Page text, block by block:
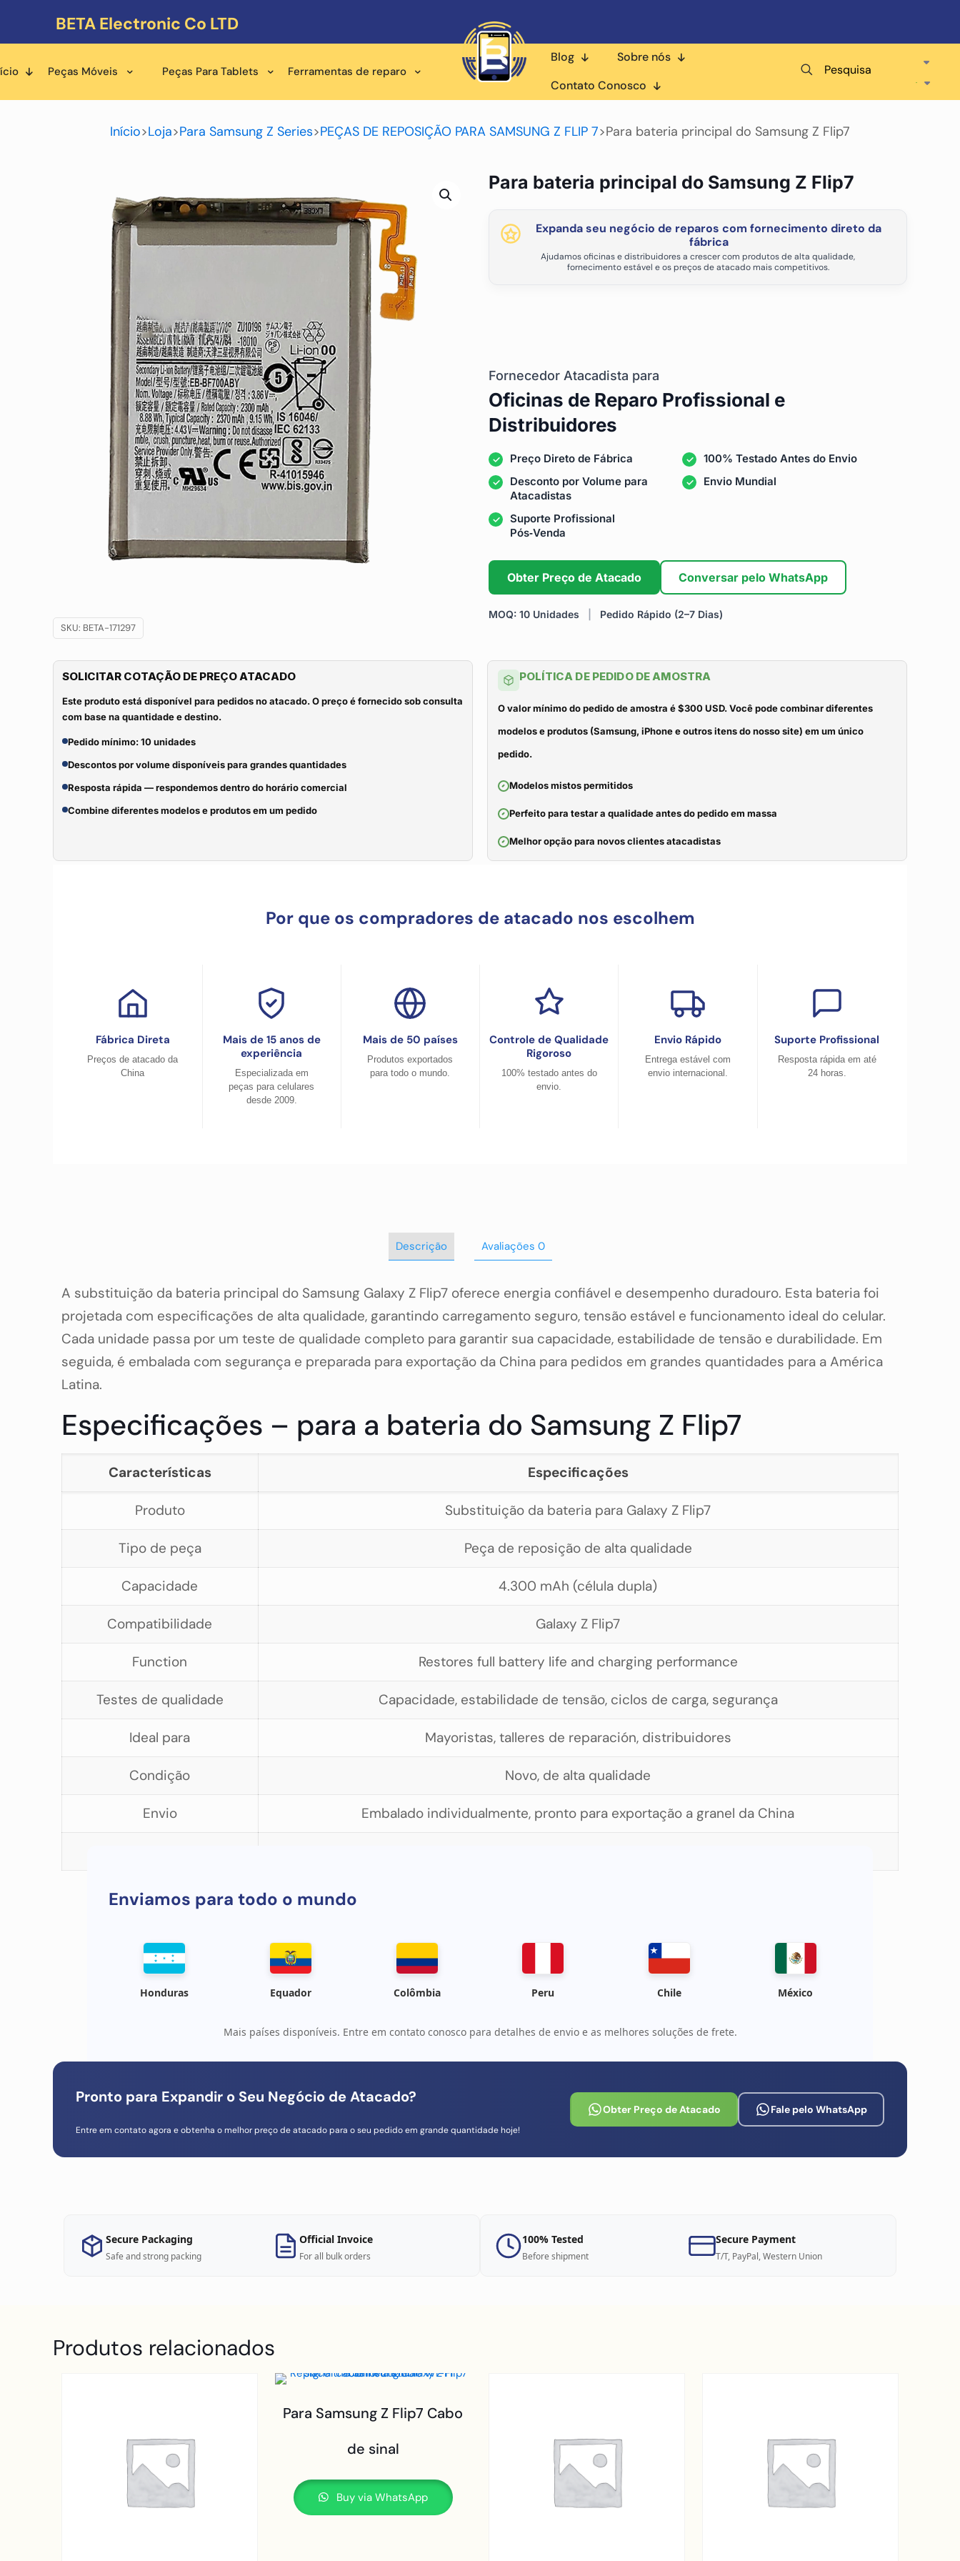
BETA Electronic Co LTD
Peças Móveis Peças Para Tablets Ferramentas de reparo
Blog
Sobre nós
Contato Conosco
Pesquisa
Início>Loja>Para Samsung Z Series>PEÇAS DE REPOSIÇÃO PARA SAMSUNG Z FLIP 7>Para bateria principal do Samsung Z Flip7
Para bateria principal do Samsung Z Flip7
Expanda seu negócio de reparos com fornecimento direto da
fábrica
Ajudamos oficinas e distribuidores a crescer com produtos de alta qualidade,
fornecimento estável e os preços de atacado mais competitivos.
SKU: BETA-171297
Fornecedor Atacadista para
Oficinas de Reparo Profissional e
Distribuidores
Preço Direto de Fábrica
100% Testado Antes do Envio
Desconto por Volume para
Atacadistas
Envio Mundial
Suporte Profissional
Pós‑Venda
Obter Preço de Atacado Conversar pelo WhatsApp
MOQ: 10 Unidades Pedido Rápido (2–7 Dias)
SOLICITAR COTAÇÃO DE PREÇO ATACADO
Este produto está disponível para pedidos no atacado. O preço é fornecido sob consulta
com base na quantidade e destino.
Pedido mínimo: 10 unidades
Descontos por volume disponíveis para grandes quantidades
Resposta rápida — respondemos dentro do horário comercial
Combine diferentes modelos e produtos em um pedido
POLÍTICA DE PEDIDO DE AMOSTRA
O valor mínimo do pedido de amostra é $300 USD. Você pode combinar diferentes
modelos e produtos (Samsung, iPhone e outros itens do nosso site) em um único
pedido.
Modelos mistos permitidos
Perfeito para testar a qualidade antes do pedido em massa
Melhor opção para novos clientes atacadistas
Por que os compradores de atacado nos escolhem
Fábrica Direta
Preços de atacado da
China
Mais de 15 anos de
experiência
Especializada em
peças para celulares
desde 2009.
Mais de 50 países
Produtos exportados
para todo o mundo.
Controle de Qualidade
Rigoroso
100% testado antes do
envio.
Envio Rápido
Entrega estável com
envio internacional.
Suporte Profissional
Resposta rápida em até
24 horas.
Descrição Avaliações 0
A substituição da bateria principal do Samsung Galaxy Z Flip7 oferece energia confiável e desempenho duradouro. Esta bateria foi
projetada com especificações de alta qualidade, garantindo carregamento seguro, tensão estável e funcionamento ideal do celular.
Cada unidade passa por um teste de qualidade completo para garantir sua capacidade, estabilidade de tensão e durabilidade. Em
seguida, é embalada com segurança e preparada para exportação da China para pedidos em grandes quantidades para a América
Latina.
Especificações – para a bateria do Samsung Z Flip7
Características Especificações
Produto Substituição da bateria para Galaxy Z Flip7
Tipo de peça Peça de reposição de alta qualidade
Capacidade 4.300 mAh (célula dupla)
Compatibilidade Galaxy Z Flip7
Function Restores full battery life and charging performance
Testes de qualidade Capacidade, estabilidade de tensão, ciclos de carga, segurança
Ideal para Mayoristas, talleres de reparación, distribuidores
Condição Novo, de alta qualidade
Envio Embalado individualmente, pronto para exportação a granel da China
Enviamos para todo o mundo
Honduras Equador Colômbia Peru Chile México
Mais países disponíveis. Entre em contato conosco para detalhes de envio e as melhores soluções de frete.
Pronto para Expandir o Seu Negócio de Atacado?
Entre em contato agora e obtenha o melhor preço de atacado para o seu pedido em grande quantidade hoje!
Obter Preço de Atacado Fale pelo WhatsApp
Secure Packaging
Safe and strong packing
Official Invoice
For all bulk orders
100% Tested
Before shipment
Secure Payment
T/T, PayPal, Western Union
Produtos relacionados
Para Samsung Z Flip7 Cabo
de sinal
Buy via WhatsApp